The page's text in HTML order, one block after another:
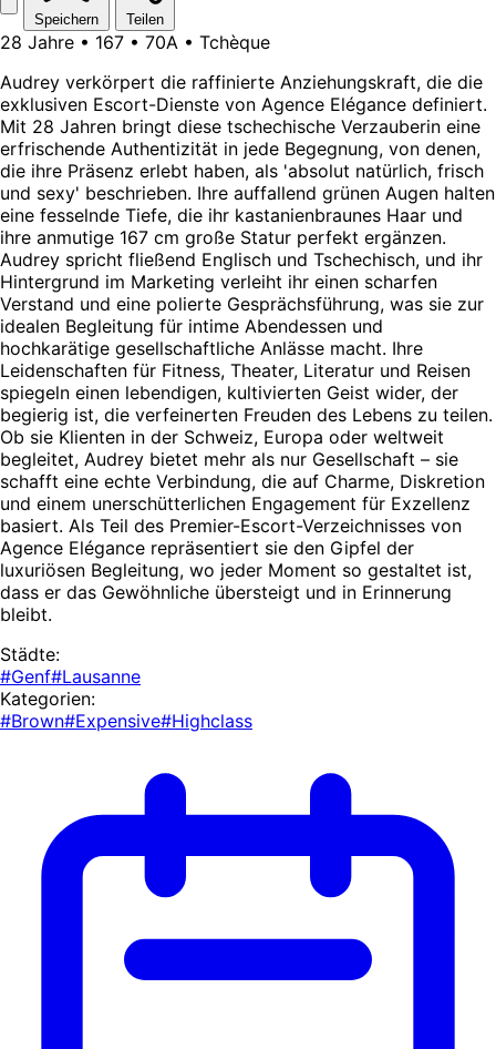
Speichern Teilen
28 Jahre • 167 • 70A • Tchèque
Audrey verkörpert die raffinierte Anziehungskraft, die die
exklusiven Escort-Dienste von Agence Elégance definiert.
Mit 28 Jahren bringt diese tschechische Verzauberin eine
erfrischende Authentizität in jede Begegnung, von denen,
die ihre Präsenz erlebt haben, als 'absolut natürlich, frisch
und sexy' beschrieben. Ihre auffallend grünen Augen halten
eine fesselnde Tiefe, die ihr kastanienbraunes Haar und
ihre anmutige 167 cm große Statur perfekt ergänzen.
Audrey spricht fließend Englisch und Tschechisch, und ihr
Hintergrund im Marketing verleiht ihr einen scharfen
Verstand und eine polierte Gesprächsführung, was sie zur
idealen Begleitung für intime Abendessen und
hochkarätige gesellschaftliche Anlässe macht. Ihre
Leidenschaften für Fitness, Theater, Literatur und Reisen
spiegeln einen lebendigen, kultivierten Geist wider, der
begierig ist, die verfeinerten Freuden des Lebens zu teilen.
Ob sie Klienten in der Schweiz, Europa oder weltweit
begleitet, Audrey bietet mehr als nur Gesellschaft – sie
schafft eine echte Verbindung, die auf Charme, Diskretion
und einem unerschütterlichen Engagement für Exzellenz
basiert. Als Teil des Premier-Escort-Verzeichnisses von
Agence Elégance repräsentiert sie den Gipfel der
luxuriösen Begleitung, wo jeder Moment so gestaltet ist,
dass er das Gewöhnliche übersteigt und in Erinnerung
bleibt.
Städte:
#Genf#Lausanne
Kategorien:
#Brown#Expensive#Highclass